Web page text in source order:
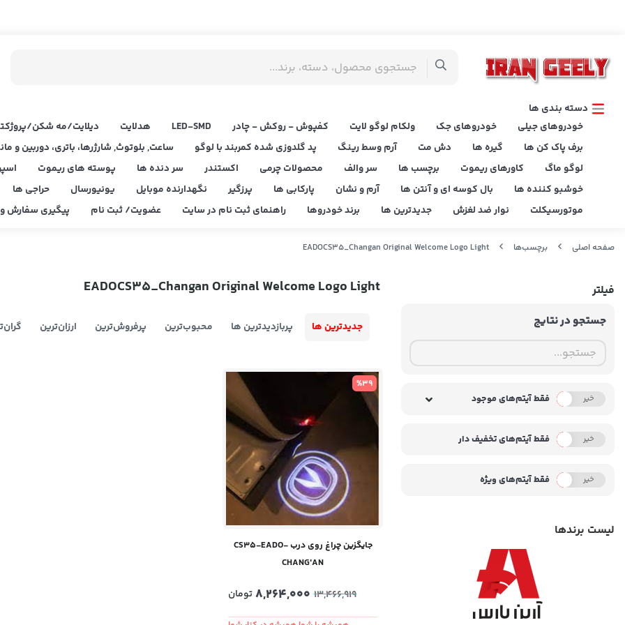
دسته بندی ها
خودروهای جیلی
خودروهای جک ولکام لوگو لایت کفپوش - روکش - چادر LED‌-SMD هدلایت دیلایت/مه شکن/
برف پاک کن ها
گیره ها دش مت آرم وسط رینگ پد گلدوزی شده کمربند با لوگو ساعت, بلوتوث, شارژرها، باتری، دوربین و
لوگو ماگ
کاورهای ریموت برچسب ها سر والف محصولات چرمی اکستندر سر دنده ها پوسته های ریموت
خوشبو کننده ها
بال کوسه ای و آنتن ها آرم و نشان پارکابی ها پرزگیر نگهدارنده موبایل یونیورسال حراجی ها
موتورسیکلت
نوار ضد لغزش جدیدترین ها برند خودروها راهنمای ثبت نام در سایت عضویت/ ثبت نام پیگیری سفارش و
صفحه اصلی برچسب‌ها EADOCS35_Changan Original Welcome Logo Light
فیلتر
جستجو در نتایج
بله خیر فقط آیتم‌های موجود
بله خیر فقط آیتم‌های تخفیف دار
بله خیر فقط آیتم‌های ویژه
لیست برندها
EADOCS35_Changan Original Welcome Logo Light
جدیدترین ها پربازدیدترین ها محبوب‌‌ترین پرفروش‌ترین ارزان‌ترین
%39
جایگزین چراغ روی درب CS35-EADO-
CHANG'AN
13,466,919
8,264,000تومان